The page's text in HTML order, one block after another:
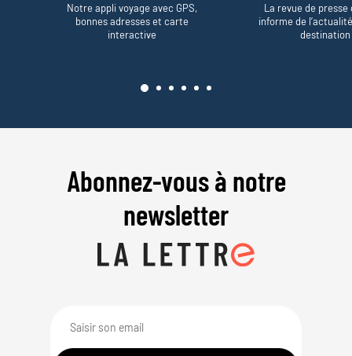
Notre appli voyage avec GPS,
bonnes adresses et carte
interactive
La revue de presse
informe de
destination
Abonnez-vous à notre
newsletter